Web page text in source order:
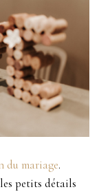
du mariage.
petits détails